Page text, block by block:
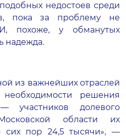
недостоев среди
пока за проблему не
похоже, у обманутых
надежда.
из важнейших отраслей
решения
участников долевого
области их
сих пор 24,5 тысячи», —